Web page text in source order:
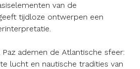
van de
tijdloze ontwerpen een
ademen de Atlantische sfeer:
lucht en nautische tradities van